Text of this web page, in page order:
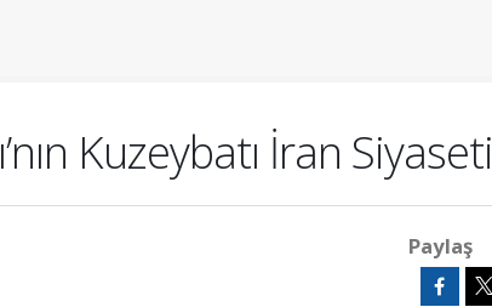
Kuzeybatı İran Siyaseti
Paylaş